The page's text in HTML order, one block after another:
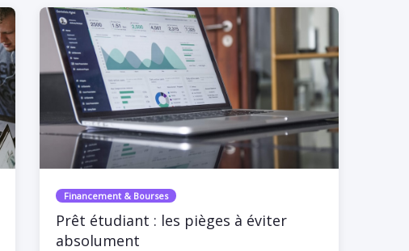
Financement & Bourses
Prêt étudiant : les pièges à éviter
absolument